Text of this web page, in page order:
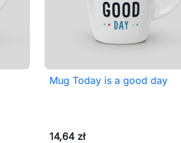
 Szybki podgląd
Mug Today is a good day
14,64 zł